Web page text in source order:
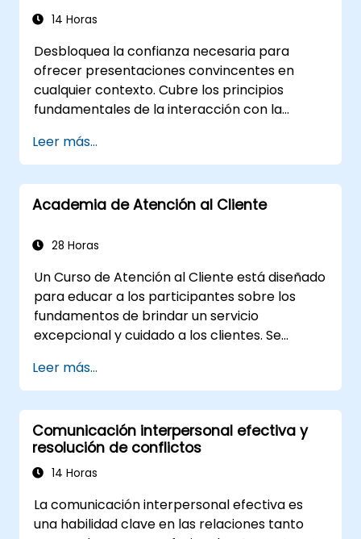
14 Horas
Desbloquea la confianza necesaria para
ofrecer presentaciones convincentes en
cualquier contexto. Cubre los principios
fundamentales de la interacción con la
del miedo al escenario mediante la práctica
en el mundo real. Guía a los participantes por
el proceso de estructurar aperturas
impactantes, construir contenido persuasivo,
autoridad. Dotará a los conferencistas y
los nervios, leer la dinámica del público y
mantener la energía, además de marcos de
trabajo para el seguimiento posterior a la
presentación. Desarrolla habilidades
duraderas en comunicación profesional.
Leer más...
Academia de Atención al Cliente
28 Horas
Un Curso de Atención al Cliente está diseñado
para educar a los participantes sobre los
fundamentos de brindar un servicio
excepcional y cuidado a los clientes. Se
amabilidad, construir una conexión emocional
y asegurar su satisfacción y lealtad. Estos
cursos cubren una amplia gama de temas,
incluidas habilidades de comunicación,
gestión del tiempo, técnicas de desescalada y
mejores prácticas del sector. A través de
los estudiantes obtienen información sobre
cómo manejar eficazmente las consultas,
Leer más...
Comunicación interpersonal efectiva y
resolución de conflictos
14 Horas
La comunicación interpersonal efectiva es
una habilidad clave en las relaciones tanto